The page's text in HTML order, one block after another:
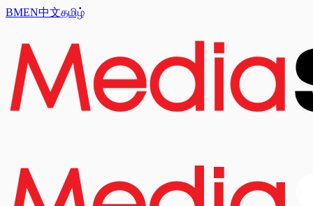
BMEN中文தமிழ்